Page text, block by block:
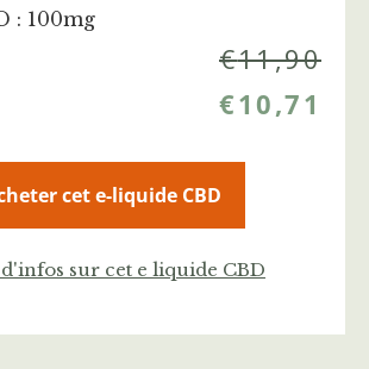
: 100mg
€11,90
€10,71
cet e-liquide CBD
sur cet e liquide CBD